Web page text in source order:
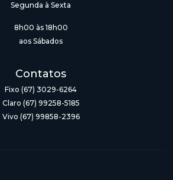
Segunda à Sexta
8h00 às 18h00
aos Sábados
Contatos
Fixo (67) 3029-6264
Claro (67) 99258-5185
Vivo (67) 99858-2396